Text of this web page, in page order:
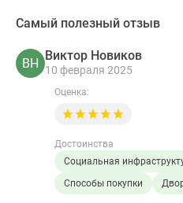
Самый полезный отзыв
ВН
Виктор Новиков
10 февраля 2025
Оценка:
Достоинства
Социальная
Способы покупки